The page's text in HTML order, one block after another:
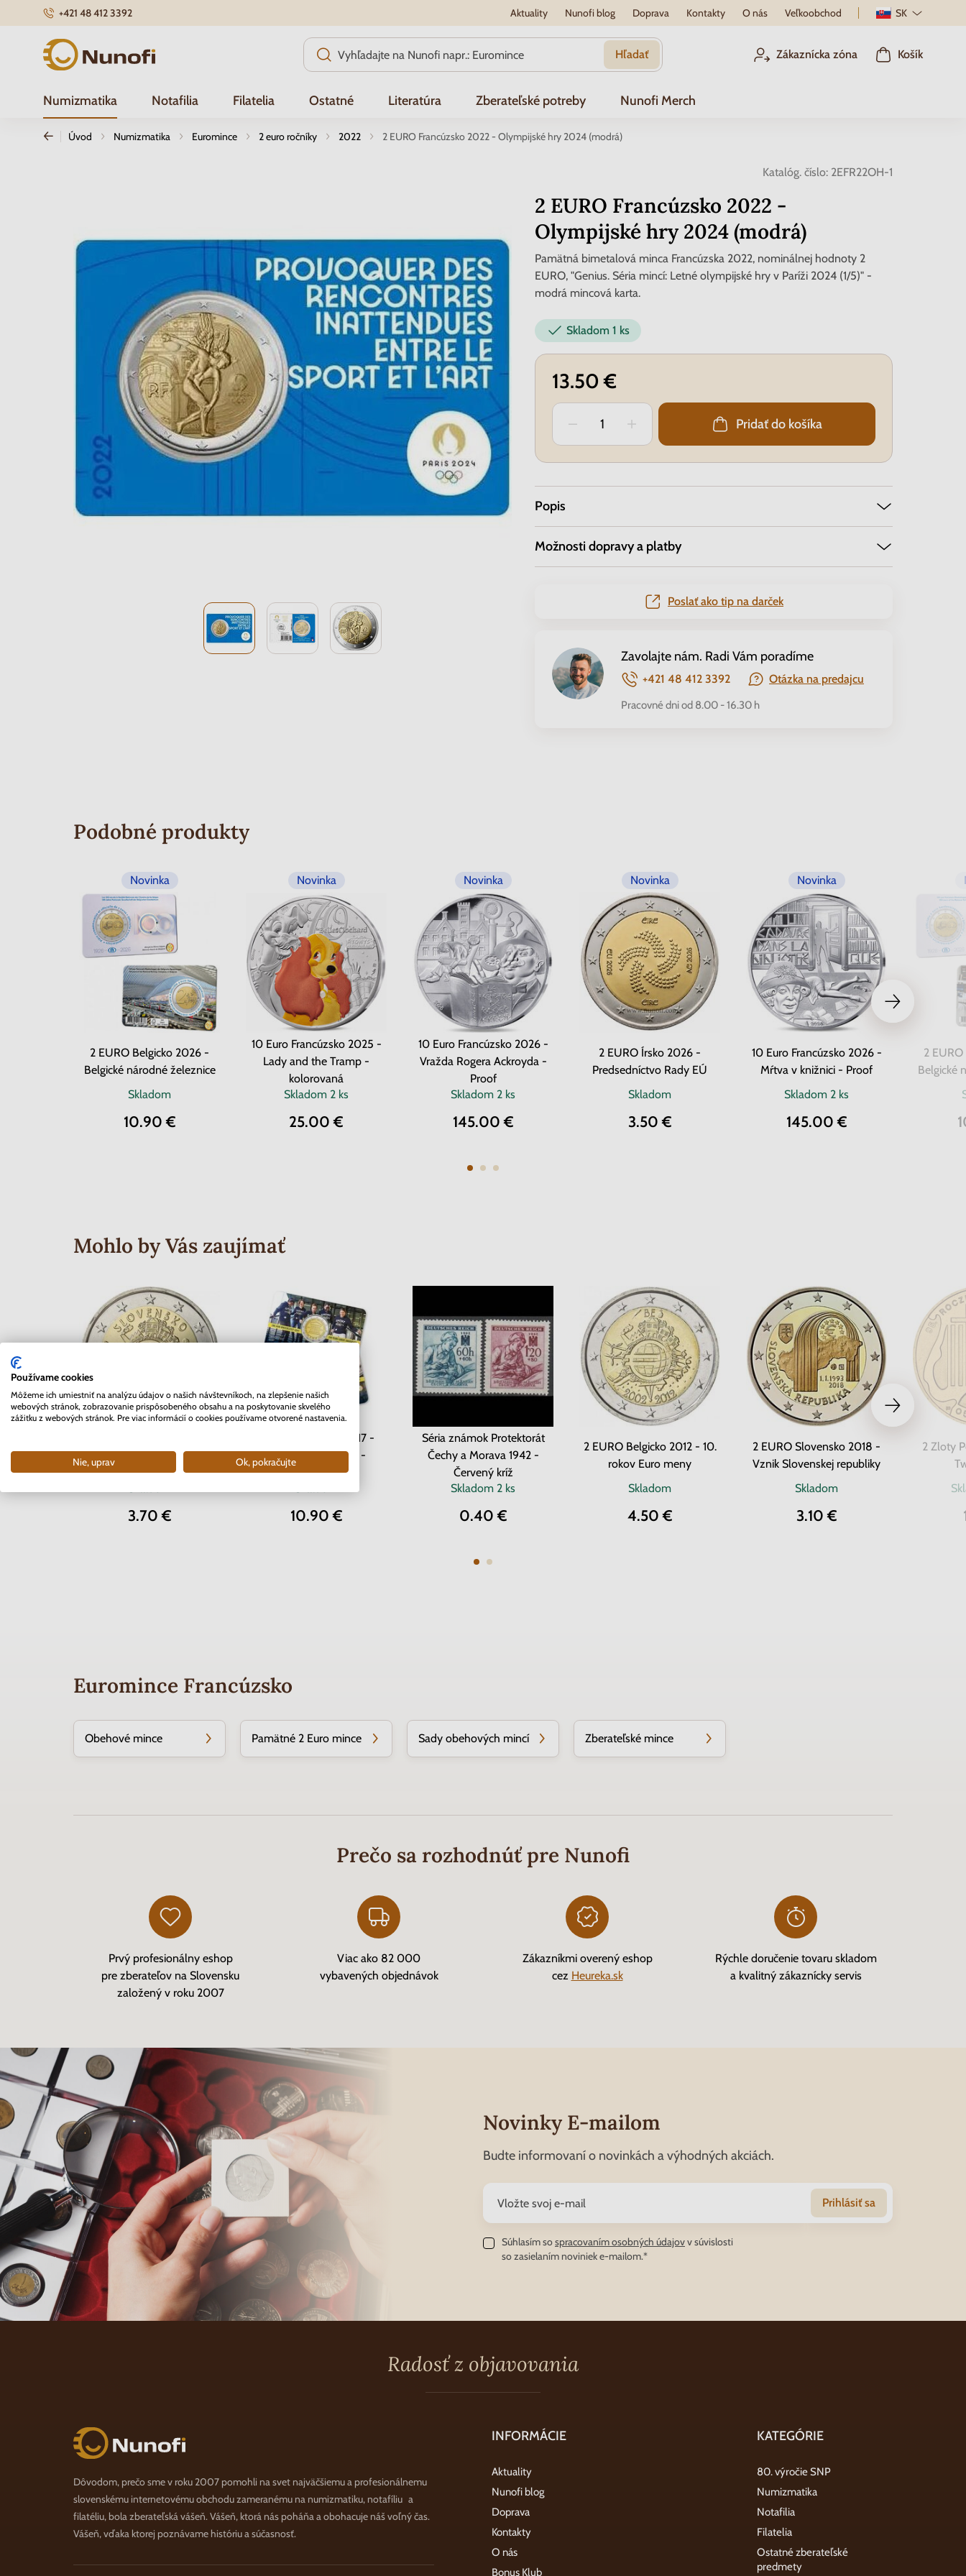
+421 48 412 3392 Aktuality Nunofi blog Doprava Kontakty O nás Veľkoobchod SK
Nunofi.sk Hľadať Zákaznícka zóna Košík
Numizmatika Notafilia Filatelia Ostatné Literatúra Zberateľské potreby Nunofi Merch
Úvod Numizmatika Euromince 2 euro ročníky 2022 2 EURO Francúzsko 2022 - Olympijské hry 2024 (modrá)
Katalóg. číslo: 2EFR22OH-1
2 EURO Francúzsko 2022 -
Olympijské hry 2024 (modrá)
Pamätná bimetalová minca Francúzska 2022, nominálnej hodnoty 2
EURO, "Genius. Séria mincí: Letné olympijské hry v Paríži 2024 (1/5)" -
modrá mincová karta.
Skladom 1 ks
13.50 €
Pridať do košíka
Popis
Možnosti dopravy a platby
Poslať ako tip na darček
Zavolajte nám. Radi Vám poradíme
+421 48 412 3392 Otázka na predajcu
Pracovné dni od 8.00 - 16.30 h
Podobné produkty
Novinka
2 EURO Belgicko 2026 -
Belgické národné železnice
Skladom
10.90 €
Novinka
10 Euro Francúzsko 2025 -
Lady and the Tramp -
kolorovaná
Skladom 2 ks
25.00 €
Novinka
10 Euro Francúzsko 2026 -
Vražda Rogera Ackroyda -
Proof
Skladom 2 ks
145.00 €
Novinka
2 EURO Írsko 2026 -
Predsedníctvo Rady EÚ
Skladom
3.50 €
Novinka
10 Euro Francúzsko 2026 -
Mŕtva v knižnici - Proof
Skladom 2 ks
145.00 €
2
Belgické
Mohlo by Vás zaujímať
10. rokov Euro meny
3.70 €
2 EURO Belgicko 2017 -
Univerzita v Gente -
coincard
10.90 €
Séria známok Protektorát
Čechy a Morava 1942 -
Červený kríž
Skladom 2 ks
0.40 €
2 EURO Belgicko 2012 - 10.
rokov Euro meny
Skladom
4.50 €
2 EURO Slovensko 2018 -
Vznik Slovenskej republiky
Skladom
3.10 €
2 Zloty
Euromince Francúzsko
Obehové mince Pamätné 2 Euro mince Sady obehových mincí Zberateľské mince
Prečo sa rozhodnúť pre Nunofi
Prvý profesionálny eshop
pre zberateľov na Slovensku
založený v roku 2007
Viac ako 82 000
vybavených objednávok
Zákazníkmi overený eshop
cez Heureka.sk
Rýchle doručenie tovaru skladom
a kvalitný zákaznícky servis
Novinky E-mailom
Budte informovaní o novinkách a výhodných akciách.
Prihlásiť sa
Súhlasím sospracovaním osobných údajovv súvislosti
so zasielaním noviniek e-mailom.*
Radosť z objavovania
Nunofi.sk
Dôvodom, prečo sme v roku 2007 pomohli na svet najväčšiemu a profesionálnemu
slovenskému internetovému obchodu zameranému na numizmatiku, notafíliu a
filatéliu, bola zberateľská vášeň. Vášeň, ktorá nás poháňa a obohacuje náš voľný čas.
Vášeň, vďaka ktorej poznávame históriu a súčasnosť.
INFORMÁCIE
Aktuality
Nunofi blog
Doprava
Kontakty
O nás
Bonus Klub
KATEGÓRIE
80. výročie SNP
Numizmatika
Notafilia
Filatelia
Ostatné zberateľské
predmety
Používame cookies
Môžeme ich umiestniť na analýzu údajov o našich návštevníkoch, na zlepšenie našich
webových stránok, zobrazovanie prispôsobeného obsahu a na poskytovanie skvelého
zážitku z webových stránok. Pre viac informácií o cookies používame otvorené nastavenia.
Nie, uprav Ok, pokračujte